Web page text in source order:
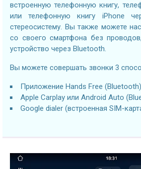
встроенную телефонную книгу,
или телефонную книгу iPhone
стереосистему. Вы также можете
со своего смартфона без
устройство через Bluetooth.
Вы можете совершать звонки 3
Приложение Hands Free
Apple Carplay или Android Auto
Google dialer (встроенная SIM-